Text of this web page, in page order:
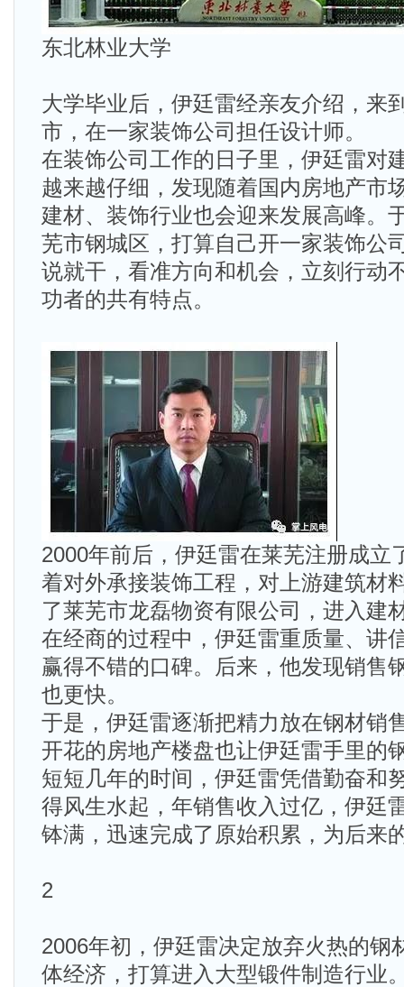
东北林业大学
大学毕业后，伊廷雷经亲友介绍，来
市，在一家装饰公司担任设计师。
在装饰公司工作的日子里，伊廷雷对
越来越仔细，发现随着国内房地产市
建材、装饰行业也会迎来发展高峰。
芜市钢城区，打算自己开一家装饰公
说就干，看准方向和机会，立刻行动
功者的共有特点。
2000年前后，伊廷雷在莱芜注册成立
着对外承接装饰工程，对上游建筑材
了莱芜市龙磊物资有限公司，进入建
在经商的过程中，伊廷雷重质量、讲
赢得不错的口碑。后来，他发现销售
也更快。
于是，伊廷雷逐渐把精力放在钢材销
开花的房地产楼盘也让伊廷雷手里的
短短几年的时间，伊廷雷凭借勤奋和
得风生水起，年销售收入过亿，伊廷
钵满，迅速完成了原始积累，为后来
2
2006年初，伊廷雷决定放弃火热的钢
体经济，打算进入大型锻件制造行业